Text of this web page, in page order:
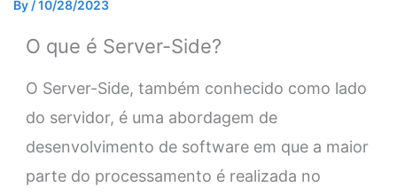
By /10/28/2023
O que é Server-Side?
O Server-Side, também conhecido como lado
do servidor, é uma abordagem de
desenvolvimento de software em que a maior
parte do processamento é realizada no